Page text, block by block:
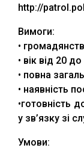
http://
Вимоги:
•
• вік від 20
• повна
• наявність
•готовність
у зв’язку зі
Умови: